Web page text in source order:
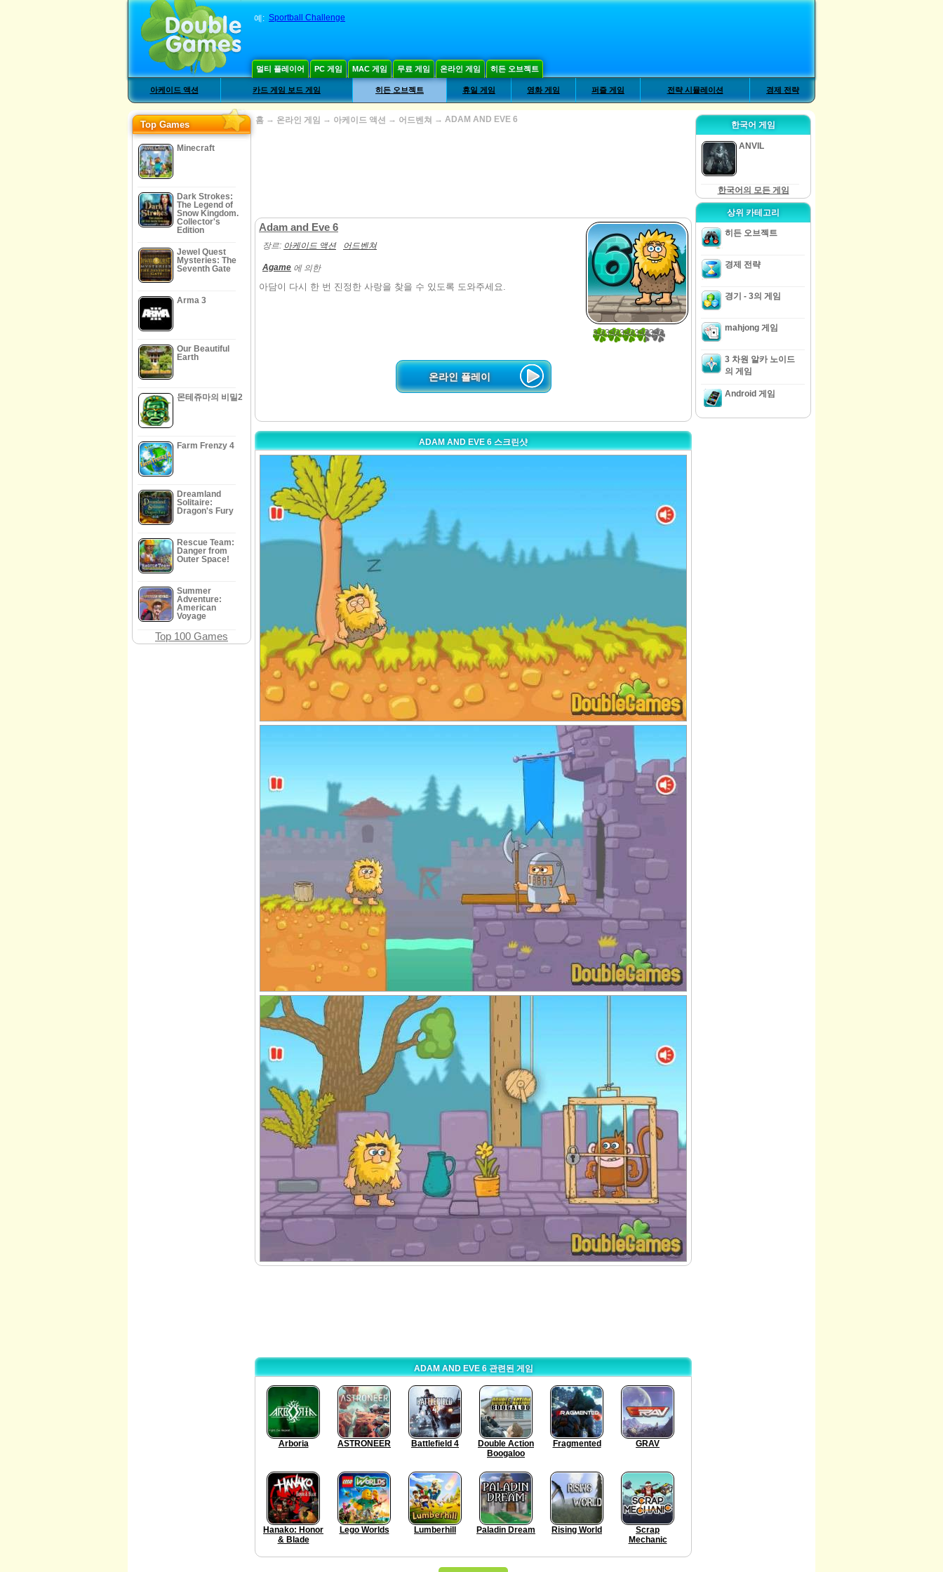
예: Sportball Challenge
멀티 플레이어 PC 게임 MAC 게임 무료 게임 온라인 게임 히든 오브젝트
아케이드 액션 카드 게임 보드 게임 히든 오브젝트 휴일 게임 영화 게임 퍼즐 게임 전략 시뮬레이션 경제 전략
Top Games
Minecraft
Dark Strokes:
The Legend of
Snow Kingdom.
Collector's
Edition
Jewel Quest
Mysteries: The
Seventh Gate
Arma 3
Our Beautiful
Earth
몬테쥬마의 비밀2
Farm Frenzy 4
Dreamland
Solitaire:
Dragon's Fury
Rescue Team:
Danger from
Outer Space!
Summer
Adventure:
American
Voyage
Top 100 Games
홈 → 온라인 게임 → 아케이드 액션 → 어드벤쳐 → ADAM AND EVE 6
3.3333333333333
Adam and Eve 6
장르: 아케이드 액션 어드벤쳐
Agame 에 의한
아담이 다시 한 번 진정한 사랑을 찾을 수 있도록 도와주세요.
온라인 플레이
ADAM AND EVE 6 스크린샷
ADAM AND EVE 6 관련된 게임
Arboria ASTRONEER Battlefield 4
Double Action
Boogaloo
Fragmented GRAV
Hanako: Honor
& Blade
Lego Worlds Lumberhill Paladin Dream Rising World
Scrap
Mechanic
한국어 게임
ANVIL
한국어의 모든 게임
상위 카테고리
히든 오브젝트
경제 전략
경기 - 3의 게임
mahjong 게임
3 차원 알카 노이드
의 게임
Android 게임